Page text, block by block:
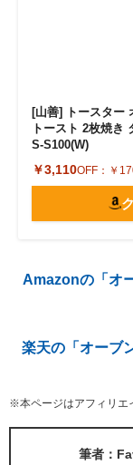
[山善] トースター
トースト 2枚焼き
S-S100(W)
￥3,110OFF： ￥
Amazonの「オ
楽天の「オーブ
※本ページはアフィリエ
筆者：